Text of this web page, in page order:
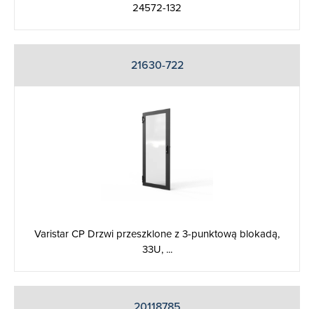
24572-132
21630-722
Varistar CP Drzwi przeszklone z 3-punktową blokadą,
33U, ...